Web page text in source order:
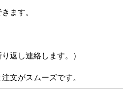
ます。
返し連絡します。）
文がスムーズです。